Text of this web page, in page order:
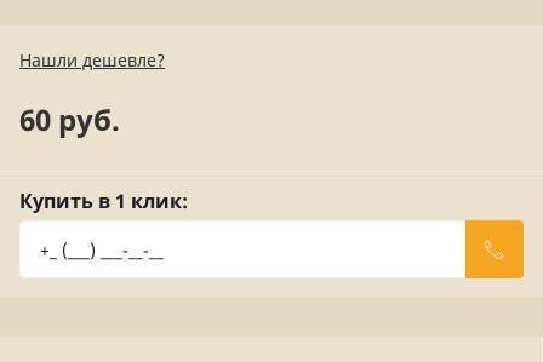
Нашли дешевле?
60 руб.
Купить в 1 клик: